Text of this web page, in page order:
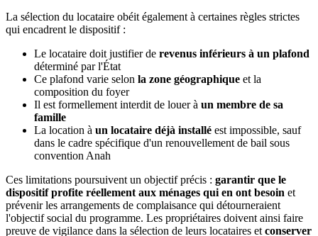
La sélection du locataire obéit également à certaines règles strictes
qui encadrent le dispositif :
Le locataire doit justifier de revenus inférieurs à un plafond
déterminé par l'État
Ce plafond varie selon la zone géographique et la
composition du foyer
Il est formellement interdit de louer à un membre de sa
famille
La location à un locataire déjà installé est impossible, sauf
dans le cadre spécifique d'un renouvellement de bail sous
convention Anah
Ces limitations poursuivent un objectif précis : garantir que le
dispositif profite réellement aux ménages qui en ont besoin et
prévenir les arrangements de complaisance qui détourneraient
l'objectif social du programme. Les propriétaires doivent ainsi faire
preuve de vigilance dans la sélection de leurs locataires etconserver